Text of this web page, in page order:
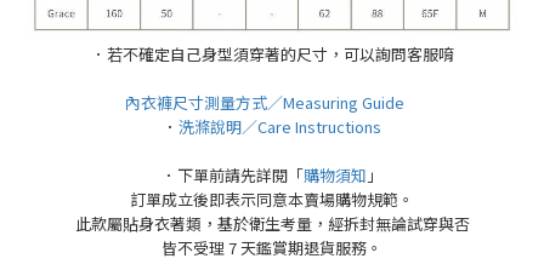
．若不確定自己身型須穿著的尺寸，可以詢問客服唷
內衣褲尺寸測量方式／Measuring Guide
． 洗滌說明／Care Instructions
．下單前請先詳閱「購物須知 」
訂單成立後即表示同意本賣場購物規範。
此款屬貼身衣著類，基於衛生考量，經拆封無論試穿與否
皆不受理 7 天鑑賞期退貨服務。